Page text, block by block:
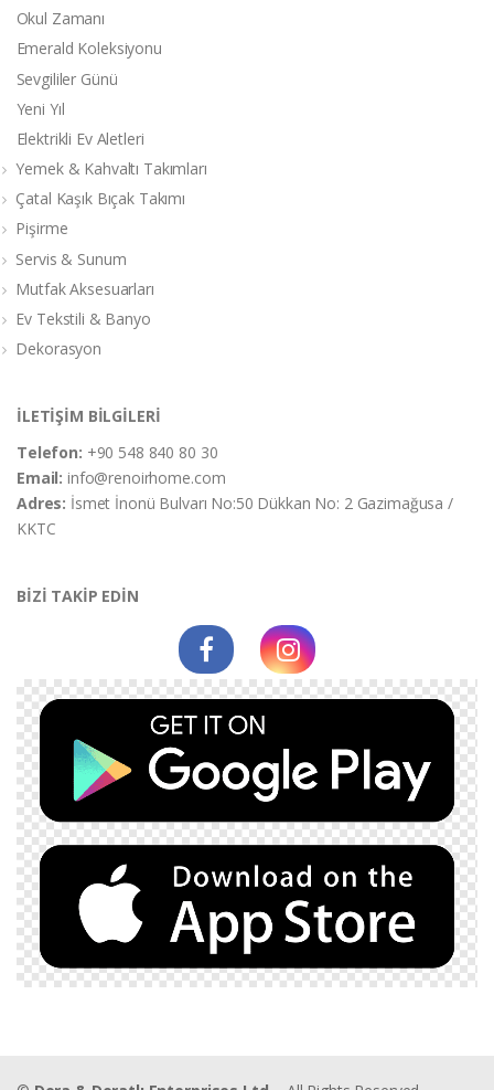
Okul Zamanı
Emerald Koleksiyonu
Sevgililer Günü
Yeni Yıl
Elektrikli Ev Aletleri
Yemek & Kahvaltı Takımları
Çatal Kaşık Bıçak Takımı
Pişirme
Servis & Sunum
Mutfak Aksesuarları
Ev Tekstili & Banyo
Dekorasyon
İLETİŞİM BİLGİLERİ
Telefon: +90 548 840 80 30
Email:info@renoirhome.com
Adres: İsmet İnonü Bulvarı No:50 Dükkan No: 2 Gazimağusa /
KKTC
BİZİ TAKİP EDİN